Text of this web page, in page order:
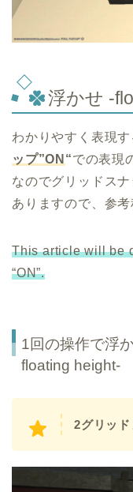
浮かせ -
わかりやすく表現
ップ”ON “での表現
なのでグリッドス
ありますので、参
This article will be
“ON”.
1回の操作で浮
floating height-
2グリッド